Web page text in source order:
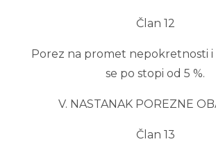
Član 12
Porez na promet nepokretnosti i
se po stopi od 5 %.
V. NASTANAK POREZNE
Član 13